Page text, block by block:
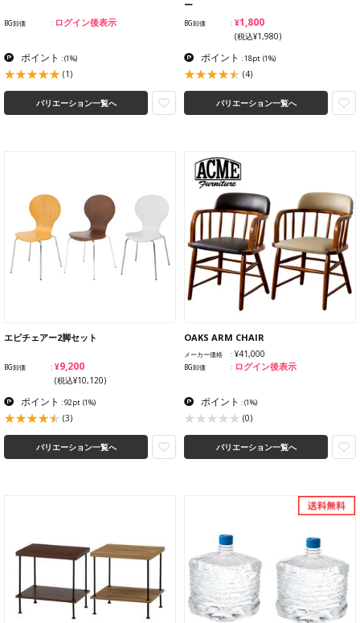
BG卸価 ログイン後表示
ポイント :(1%)
(1)
バリエーション一覧へ
ー
BG卸価 ¥1,800
(税込¥1,980)
ポイント : 18pt (1%)
(4)
バリエーション一覧へ
エピチェアー2脚セット
BG卸価 ¥9,200
(税込¥10,120)
ポイント : 92pt (1%)
(3)
バリエーション一覧へ
OAKS ARM CHAIR
メーカー価格 ¥41,000
BG卸価 ログイン後表示
ポイント :(1%)
(0)
バリエーション一覧へ